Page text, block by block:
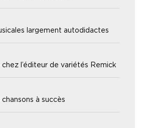
largement autodidactes
l’éditeur de variétés Remick
à succès